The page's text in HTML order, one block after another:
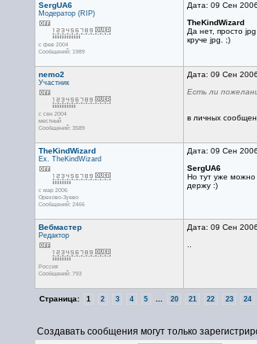
SergUA6
Модератор (RIP)
с фев 2004
Сообщений: 1989
Дата: 09 Сен
TheKindWizard
Да нет, просто
круче jpg. ;)
nemo2
Участник
с сен 2004
местный
Сообщений: 3589
Дата: 09 Сен
Есть ли
в личных
TheKindWizard
Ex. TheKindWizard
с мар 2006
Орехово-Зуево
Сообщений: 2466
Дата: 09 Сен
SergUA6
Но тут уже можно
держу :)
Вебмастер
Редактор
Россия
Сообщений: 793
Дата: 09 Сен
Страница: 1 2 3 4 5 20 21 22 23 24
Создавать сообщения могут только